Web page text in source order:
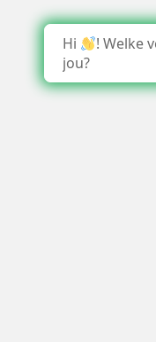
Hi
! Welke
jou?